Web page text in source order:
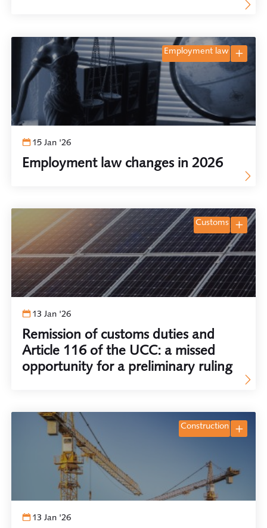
15 Jan '26
Employment law changes in 2026
employment law
13 Jan '26
Remission of customs duties and
Article 116 of the UCC: a missed
opportunity for a preliminary ruling
customs
13 Jan '26
construction